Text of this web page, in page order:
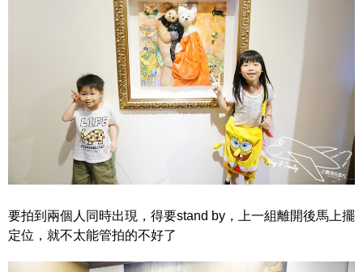
要拍到兩個人同時出現，得要stand by，上一組離開後馬上擺
定位，就不太能管拍的不好了